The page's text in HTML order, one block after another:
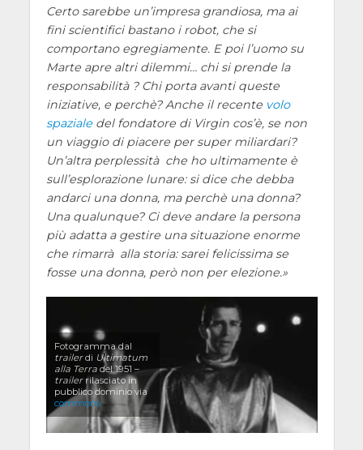
Certo sarebbe un’impresa grandiosa, ma ai
fini scientifici bastano i robot, che si
comportano egregiamente. E poi l’uomo su
Marte apre altri dilemmi… chi si prende la
responsabilità ? Chi porta avanti queste
iniziative, e perchè? Anche il recente volo
spazialedel fondatore di Virgincos’è, se non
un viaggio di piacere per super miliardari?
Un’altra perplessità che ho ultimamente è
sull’esplorazione lunare: si dice che debba
andarci una donna, ma perchè una donna?
Una qualunque? Ci deve andare la persona
più adatta a gestire una situazione enorme
che rimarrà alla storia: sarei felicissima se
fosse una donna, però non per elezione.
Fotogramma dal
trailerdi Ultimatum
alla Terradel 1951 –
trailerrilasciato in
pubblico dominio via
commons